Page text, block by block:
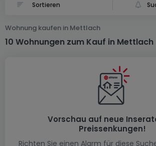
Wohnung kaufen in Mettlach
10 Wohnungen zum Kauf in Mettlach
Vorschau auf neue
Preissenkungen!
Richten Sie einen Alarm für diese